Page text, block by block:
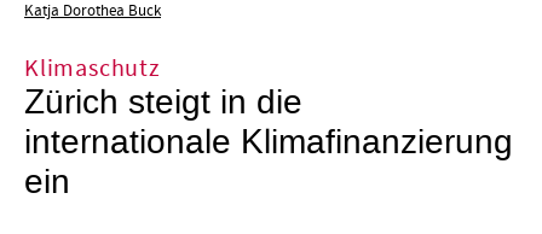
Katja Dorothea Buck
Klimaschutz
Zürich steigt in die
internationale Klimafinanzierung
ein